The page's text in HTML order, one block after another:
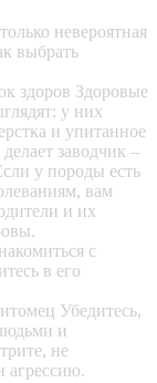
невероятная
выбрать
здоров Здоровые
у них
и упитанное
заводчик –
у породы есть
вам
и их
с
в его
Убедитесь,
и
не
агрессию.